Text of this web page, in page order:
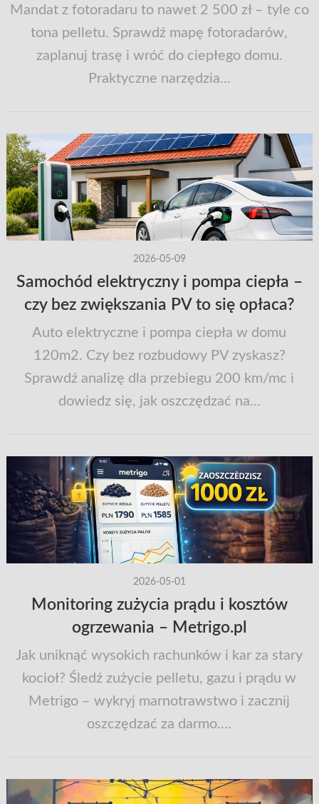
Mandat z fotoradaru to nawet 2 500 zł – tyle co
tona pelletu. Sprawdź mapę fotoradarów,
zaplanuj trasę i wróć do ciepłego domu.
Praktyczne narzędzia...
2026-05-09
Samochód elektryczny i pompa ciepła –
czy bez zwiększania PV to się opłaca?
Auto elektryczne i pompa ciepła w domu
120m2. Czy bez rozbudowy PV zyskasz?
Sprawdź analizę dla przebiegu 200 km/mc i
dowiedz się, jak oszczędzać na...
2026-05-01
Monitoring zużycia prądu i kosztów
ogrzewania – Metrigo.pl
Jak uniknąć wysokich rachunków i kar za stary
kocioł? Śledź zużycie pelletu, gazu i prądu w
Metrigo – wykryj marnotrawstwo i zacznij
oszczędzać za darmo....